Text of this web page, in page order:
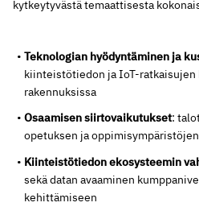
kytkeytyvästä temaattisesta
Teknologian hyödyntäminen ja
kiinteistötiedon ja IoT-ratkaisujen
rakennuksissa
Osaamisen siirtovaikutukset:
opetuksen ja
Kiinteistötiedon ekosysteemin
sekä datan avaaminen
kehittämiseen